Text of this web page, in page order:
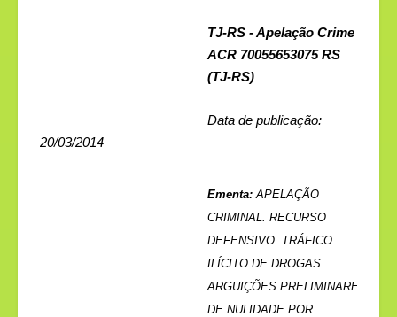
TJ-RS - Apelação Crime
ACR 70055653075 RS
(TJ-RS)
Data de publicação:
20/03/2014
Ementa:APELAÇÃO
CRIMINAL. RECURSO
DEFENSIVO. TRÁFICO
ILÍCITO DE DROGAS.
ARGUIÇÕES PRELIMINARES
DE NULIDADE POR